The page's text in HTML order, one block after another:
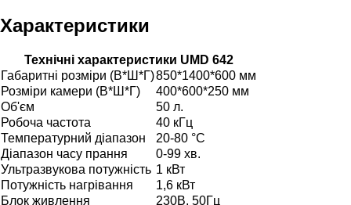
Характеристики
Технічні характеристики UMD 642
Габаритні розміри (В*Ш*Г)850*1400*600 мм
Розміри камери (В*Ш*Г)
400*600*250 мм
Об'єм
50 л.
Робоча частота
40 кГц
Температурний діапазон
20-80 °С
Діапазон часу прання
0-99 хв.
Ультразвукова потужність 1 кВт
Потужність нагрівання
1,6 кВт
Блок живлення
230В, 50Гц